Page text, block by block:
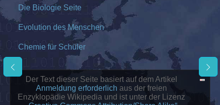
Die Biologie Seite
Evolution des Menschen
Chemie für Schüler
Der Text dieser Seite basiert auf dem Artikel
Anmeldung erforderlich aus der freien
Enzyklopädie Wikipedia und ist unter der Lizenz